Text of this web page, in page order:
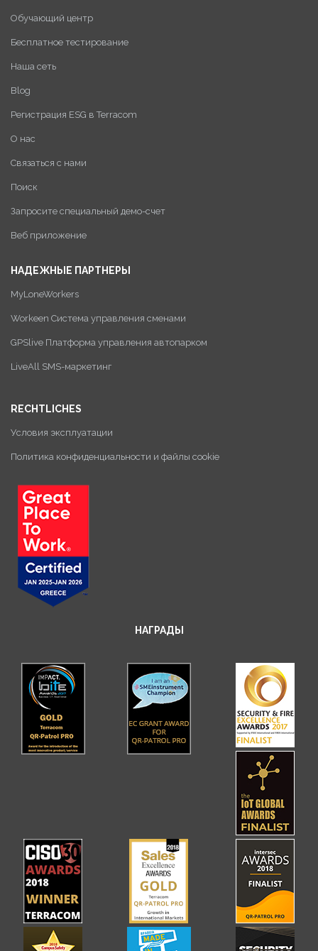
Обучающий центр
Бесплатное тестирование
Наша сеть
Blog
Регистрация ESG в Terracom
О нас
Связаться с нами
Поиск
Запросите специальный демо-счет
Веб приложение
НАДЕЖНЫЕ ПАРТНЕРЫ
MyLoneWorkers
Workeen Система управления сменами
GPSlive Платформа управления автопарком
LiveAll SMS-маркетинг
RECHTLICHES
Условия эксплуатации
Политика конфиденциальности и файлы cookie
НАГРАДЫ